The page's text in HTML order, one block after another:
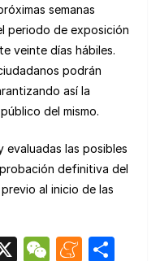
semanas
periodo de exposición
veinte días hábiles.
podrán
así la
del mismo.
las posibles
definitiva del
al inicio de las
X
W M